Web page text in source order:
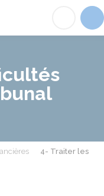
4- Traiter les